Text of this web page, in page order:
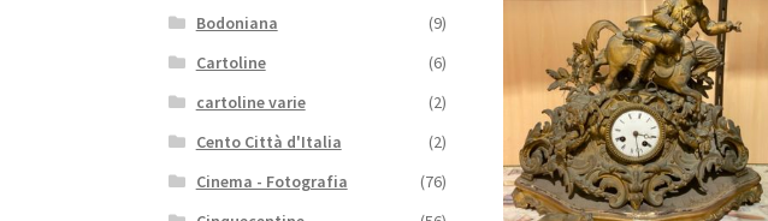
Bodoniana
(9)
Cartoline
(6)
cartoline varie
(2)
Cento Città d'Italia
(2)
Cinema - Fotografia
(76)